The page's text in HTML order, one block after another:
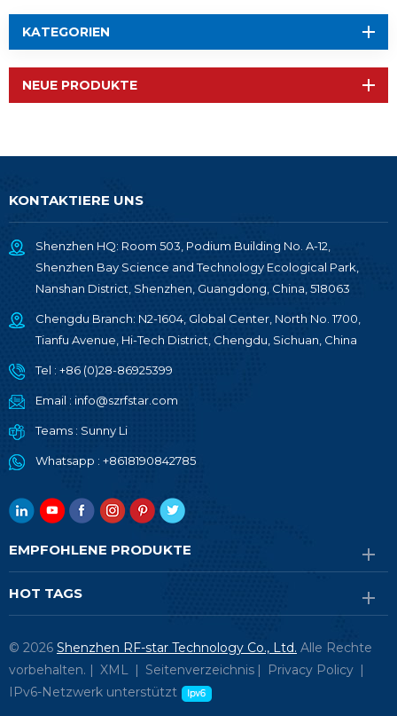
KATEGORIEN
NEUE PRODUKTE
KONTAKTIERE UNS
Shenzhen HQ: Room 503, Podium Building No. A-12,
Shenzhen Bay Science and Technology Ecological Park,
Nanshan District, Shenzhen, Guangdong, China, 518063
Chengdu Branch: N2-1604, Global Center, North No. 1700,
Tianfu Avenue, Hi-Tech District, Chengdu, Sichuan, China
Tel : +86 (0)28-86925399
Email : info@szrfstar.com
Teams : Sunny Li
Whatsapp : +8618190842785
EMPFOHLENE PRODUKTE
HOT TAGS
© 2026 Shenzhen RF-star Technology Co., Ltd. Alle Rechte
vorbehalten. | XML | Seitenverzeichnis | Privacy Policy |
IPv6-Netzwerk unterstützt